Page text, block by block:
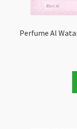
Perfume Al